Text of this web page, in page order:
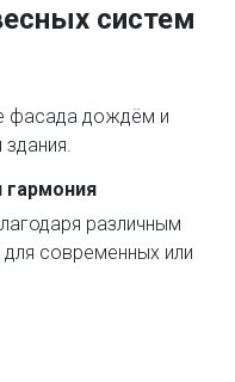
систем
фасада дождём и
гармония
различным
современных или